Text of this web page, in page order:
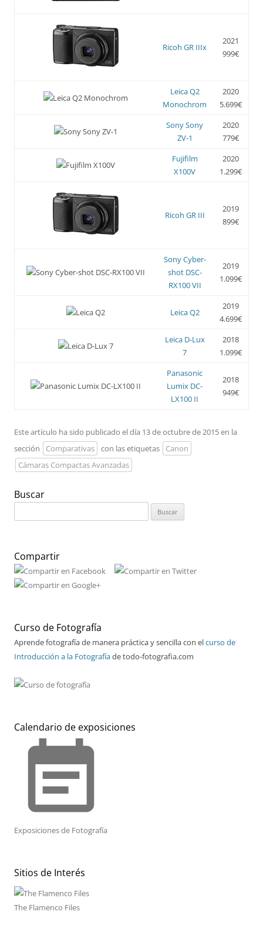
Ricoh GR IIIx
2021
999€
Leica Q2
Monochrom
2020
5.699€
Sony Sony
ZV-1
2020
779€
Fujifilm
X100V
2020
1.299€
Ricoh GR III
2019
899€
Sony Cyber-
shot DSC-
RX100 VII
2019
1.099€
Leica Q2
2019
4.699€
Leica D-Lux
7
2018
1.099€
Panasonic
Lumix DC-
LX100 II
2018
949€
Este artículo ha sido publicado el día 13 de octubre de 2015 en la
sección
Comparativas con las etiquetas
Canon
Cámaras Compactas Avanzadas
Buscar
Compartir
Curso de Fotografía
Aprende fotografía de manera práctica y sencilla con elcurso de
Introducción a la Fotografíade todo-fotografia.com
Calendario de exposiciones
event_note
Exposiciones de Fotografía
Sitios de Interés
The Flamenco Files